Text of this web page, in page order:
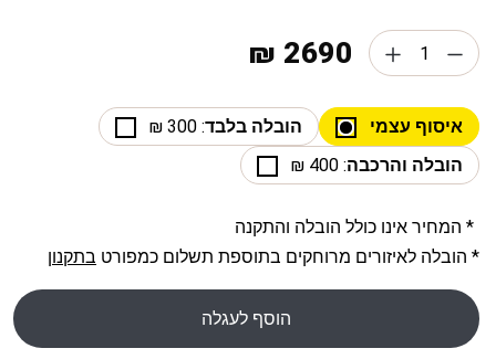
2690 ₪
איסוף עצמי הובלה בלבד: 300 ₪
הובלה והרכבה: 400 ₪
* המחיר אינו כולל הובלה והתקנה
* הובלה לאיזורים מרוחקים בתוספת תשלום כמפורט בתקנון
הוסף לעגלה